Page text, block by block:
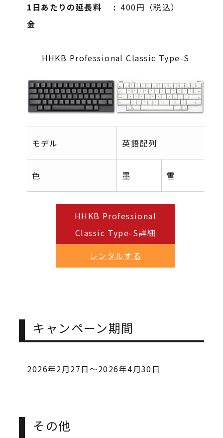
1日あたりの延長料
金
400円（税込）
HHKB Professional Classic Type-S
モデル 英語配列
色 墨 雪
HHKB Professional
Classic Type-S詳細
レンタルする
キャンペーン期間
2026年2月27日～2026年4月30日
その他